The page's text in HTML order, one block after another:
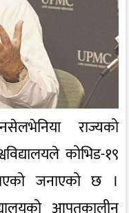
राज्यको
कोभिड-१९
जनाएको छ ।